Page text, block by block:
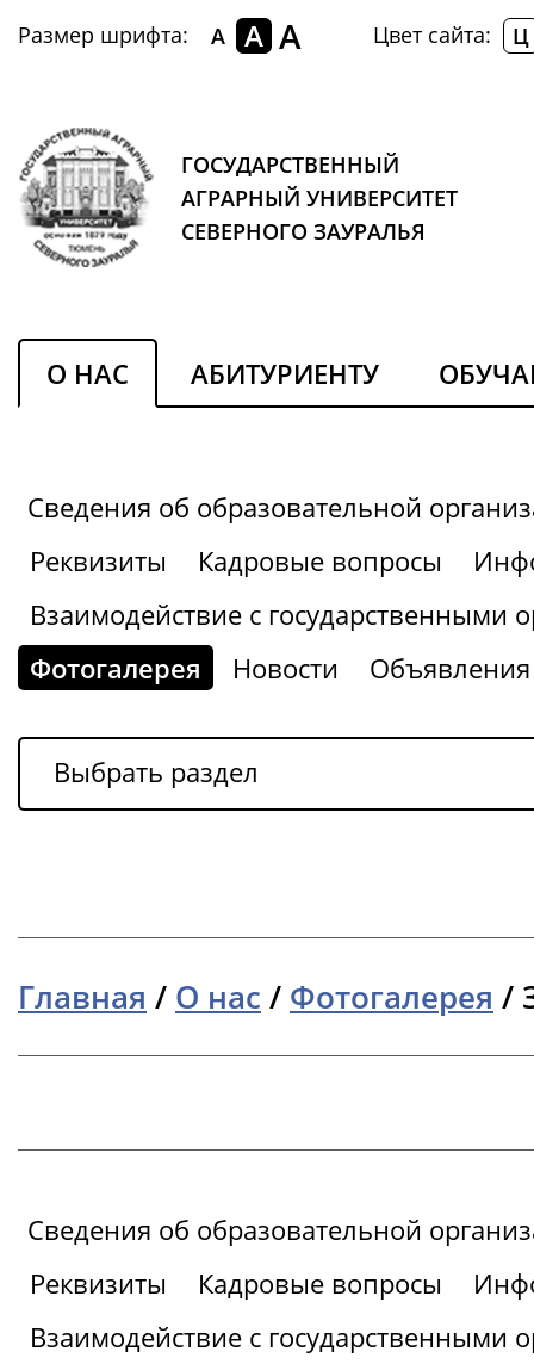
Размер шрифта: A A A Цвет сайта: Ц
ГОСУДАРСТВЕННЫЙ
АГРАРНЫЙ УНИВЕРСИТЕТ
СЕВЕРНОГО ЗАУРАЛЬЯ
О НАС АБИТУРИЕНТУ
Сведения об образовательной
Реквизиты
Кадровые вопросы
Взаимодействие с государственными
Фотогалерея
Новости Объявления
Выбрать раздел
Главная / О нас / Фотогалерея /
Сведения об образовательной
Реквизиты
Кадровые вопросы
Взаимодействие с государственными